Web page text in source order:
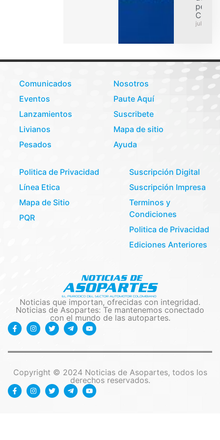
julio 31,
Comunicados
Eventos
Lanzamientos
Livianos
Pesados
Nosotros
Paute Aquí
Suscribete
Mapa de sitio
Ayuda
Politica de Privacidad
Línea Etica
Mapa de Sitio
PQR
Suscripción Digital
Suscripción Impresa
Terminos y
Condiciones
Politica de Privacidad
Ediciones Anteriores
Noticias que importan, ofrecidas con integridad.
Noticias de Asopartes: Te mantenemos conectado
con el mundo de las autopartes.
Copyright © 2024 Noticias de Asopartes, todos los
derechos reservados.